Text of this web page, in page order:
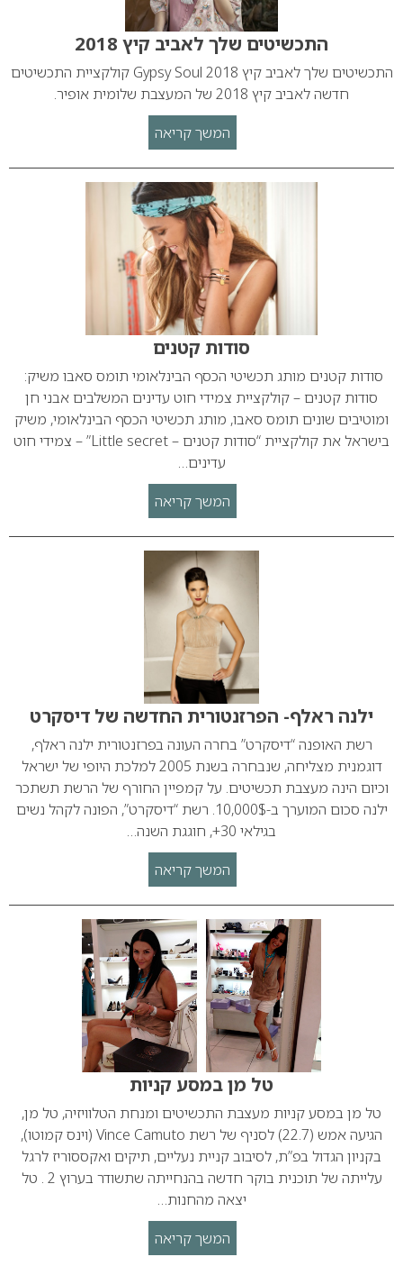
התכשיטים שלך לאביב קיץ 2018
התכשיטים שלך לאביב קיץ 2018 Gypsy Soul קולקציית התכשיטים
חדשה לאביב קיץ 2018 של המעצבת שלומית אופיר.
המשך קריאה
סודות קטנים
סודות קטנים מותג תכשיטי הכסף הבינלאומי תומס סאבו משיק:
סודות קטנים – קולקציית צמידי חוט עדינים המשלבים אבני חן
ומוטיבים שונים תומס סאבו, מותג תכשיטי הכסף הבינלאומי, משיק
בישראל את קולקציית “סודות קטנים – Little secret” – צמידי חוט
עדינים…
המשך קריאה
ילנה ראלף- הפרזנטורית החדשה של דיסקרט
רשת האופנה “דיסקרט” בחרה העונה בפרזנטורית ילנה ראלף,
דוגמנית מצליחה, שנבחרה בשנת 2005 למלכת היופי של ישראל
וכיום הינה מעצבת תכשיטים. על קמפיין החורף של הרשת תשתכר
ילנה סכום המוערך ב-10,000$. רשת “דיסקרט”, הפונה לקהל נשים
בגילאי 30+, חוגגת השנה…
המשך קריאה
טל מן במסע קניות
טל מן במסע קניות מעצבת התכשיטים ומנחת הטלוויזיה, טל מן,
הגיעה אמש (22.7) לסניף של רשת Vince Camuto (וינס קמוטו),
בקניון הגדול בפ”ת, לסיבוב קניית נעליים, תיקים ואקססוריז לרגל
עלייתה של תוכנית בוקר חדשה בהנחייתה שתשודר בערוץ 2 . טל
יצאה מהחנות…
המשך קריאה